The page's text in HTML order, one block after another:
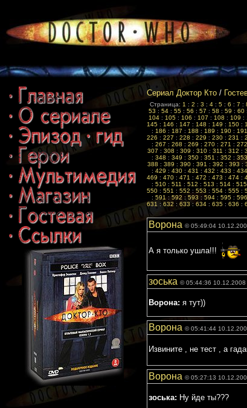
Сериал Доктор Кто /
Страница: 1 : 2 : 3 : 4 : 5 : 6 : 7 :
53 : 54 : 55 : 56 : 57 : 58 : 59 : 60
104: 105: 106 : 107 : 108 : 109 :
145 : 146 : 147 : 148 : 149 : 150 :
: 186 : 187 : 188 : 189 : 190 : 191
226 : 227 : 228 : 229 : 230 : 231 :
: 267 : 268 : 269 : 270: 271 : 272
307 : 308 : 309 : 310: 311 : 312 :
: 348 : 349 : 350: 351 : 352 : 353
388 : 389 : 390: 391 : 392 : 393 :
: 429 : 430: 431 : 432 : 433 : 434
469 : 470 : 471 : 472 : 473 : 474 :
: 510 : 511 : 512 : 513 : 514 : 515
550 : 551 : 552 : 553 : 554 : 555 :
: 591 : 592 : 593 : 594 : 595 : 596
631 : 632 : 633 : 634 : 635 : 636 :
Ворона © 05:49:04
А я только ушла!!!
зоська © 05:44:36 10.12.2008
Ворона: я тут))
Ворона © 05:41:44
Извините , не тест , а
Ворона © 05:27:13
зоська: Ну йде ты???